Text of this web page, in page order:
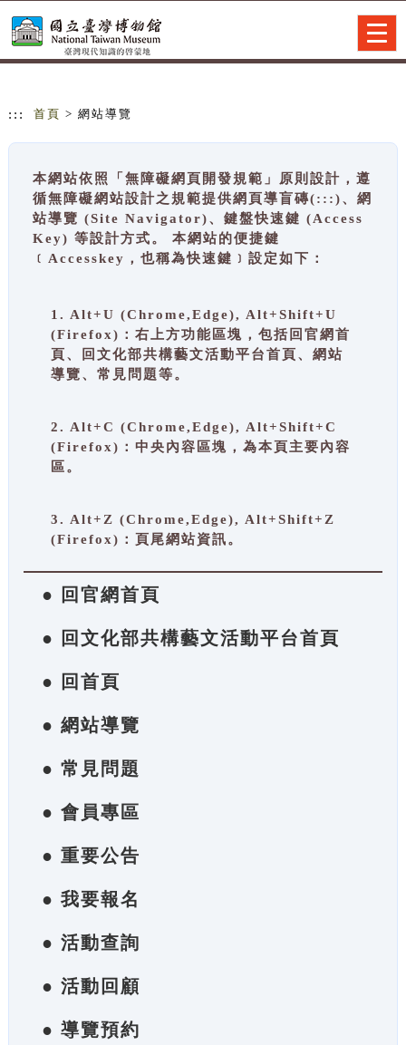
::: 首頁 > 網站導覽
本網站依照「無障礙網頁開發規範」原則設計，遵
循無障礙網站設計之規範提供網頁導盲磚(:::)、網
站導覽 (Site Navigator)、鍵盤快速鍵 (Access
Key) 等設計方式。 本網站的便捷鍵
﹝Accesskey，也稱為快速鍵﹞設定如下：
1. Alt+U (Chrome,Edge), Alt+Shift+U
(Firefox)：右上方功能區塊，包括回官網首
頁、回文化部共構藝文活動平台首頁、網站
導覽、常見問題等。
2. Alt+C (Chrome,Edge), Alt+Shift+C
(Firefox)：中央內容區塊，為本頁主要內容
區。
3. Alt+Z (Chrome,Edge), Alt+Shift+Z
(Firefox)：頁尾網站資訊。
● 回官網首頁
● 回文化部共構藝文活動平台首頁
● 回首頁
● 網站導覽
● 常見問題
● 會員專區
● 重要公告
● 我要報名
● 活動查詢
● 活動回顧
● 導覽預約